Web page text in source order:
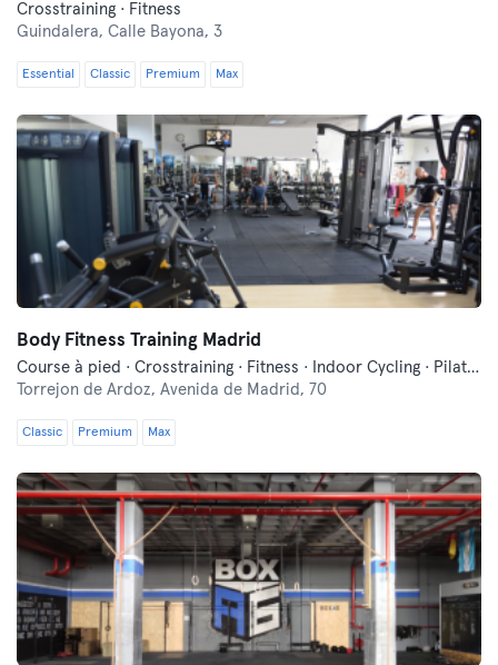
Crosstraining · Fitness
Guindalera, Calle Bayona, 3
Essential Classic Premium Max
Body Fitness Training Madrid
Course à pied · Crosstraining · Fitness · Indoor Cycling · Pilates · Yoga
Torrejon de Ardoz, Avenida de Madrid, 70
Classic Premium Max